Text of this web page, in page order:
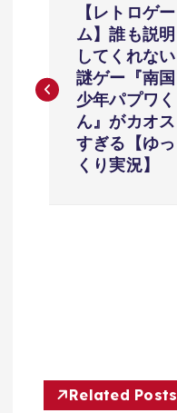
ナ
【レトロゲー
ム】誰も説明
してくれない
謎ゲー『南国
少年パプワく
ん』がカオス
すぎる【ゆっ
くり実況】
Related Posts